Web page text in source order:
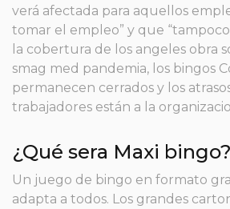
verá afectada para aquellos
tomar el empleo” y que
la cobertura de los angeles obra
smag med pandemia, los bingos
permanecen cerrados y los
trabajadores están a la
¿Qué sera Maxi bingo?
Un juego de bingo en formato
adapta a todos. Los grandes